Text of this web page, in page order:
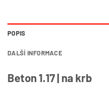
POPIS
DALŠÍ INFORMACE
Beton 1.17 | na krb